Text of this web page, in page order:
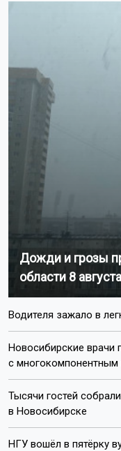
Дожди и грозы
области 8 августа
Водителя зажало в
Новосибирские врачи
с
Тысячи гостей
в Новосибирске
НГУ вошёл в пятёрку